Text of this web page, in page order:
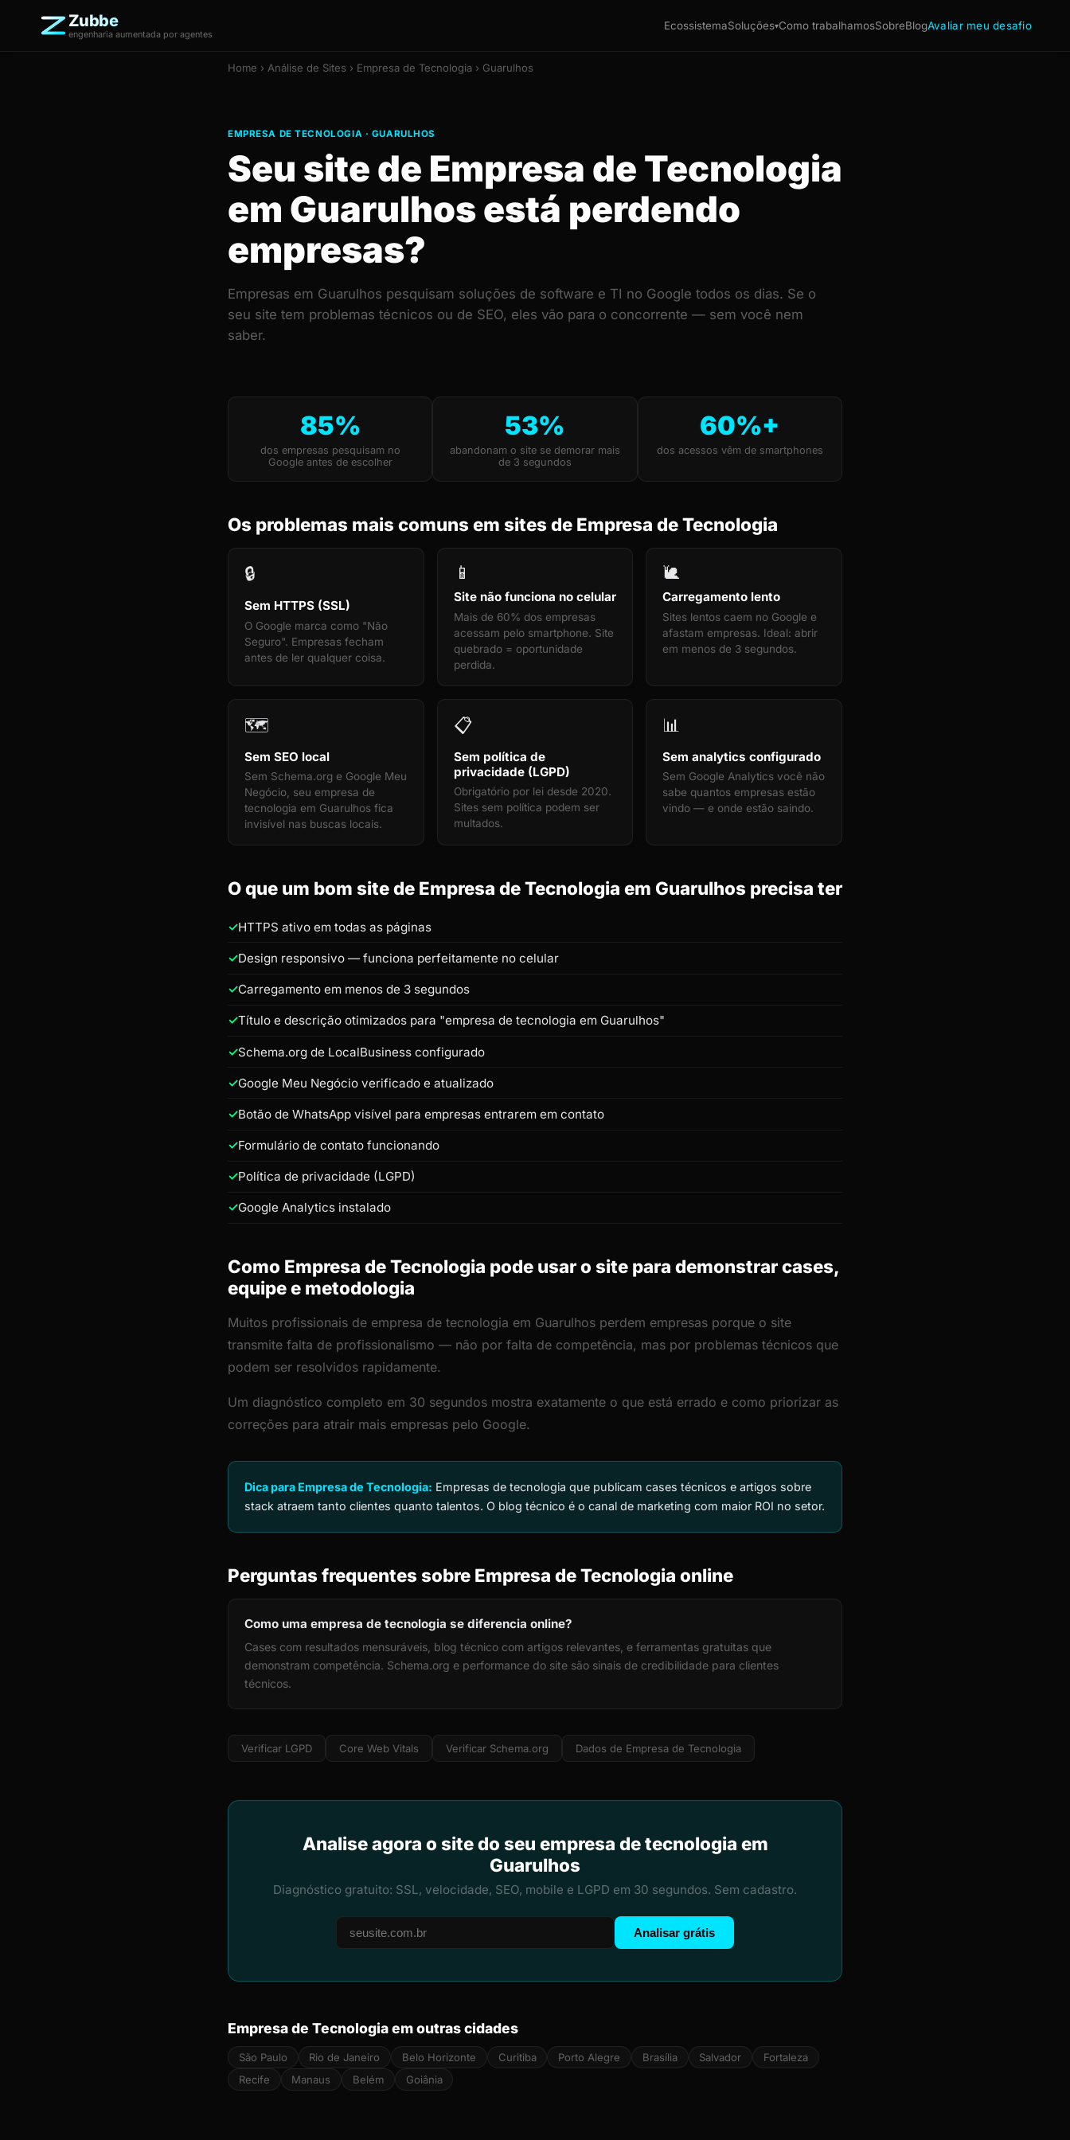
Zubbe
engenharia aumentada por agentes
EcossistemaSoluções▾Como trabalhamosSobreBlogAvaliar meu desafio
Home › Análise de Sites › Empresa de Tecnologia › Guarulhos
EMPRESA DE TECNOLOGIA · GUARULHOS
Seu site de Empresa de Tecnologia
em Guarulhos está perdendo
empresas?
Empresas em Guarulhos pesquisam soluções de software e TI no Google todos os dias. Se o
seu site tem problemas técnicos ou de SEO, eles vão para o concorrente — sem você nem
saber.
85%
dos empresas pesquisam no
Google antes de escolher
53%
abandonam o site se demorar mais
de 3 segundos
60%+
dos acessos vêm de smartphones
Os problemas mais comuns em sites de Empresa de Tecnologia
🔒
Sem HTTPS (SSL)
O Google marca como "Não
Seguro". Empresas fecham
antes de ler qualquer coisa.
📱
Site não funciona no celular
Mais de 60% dos empresas
acessam pelo smartphone. Site
quebrado = oportunidade
perdida.
🐌
Carregamento lento
Sites lentos caem no Google e
afastam empresas. Ideal: abrir
em menos de 3 segundos.
🗺️
Sem SEO local
Sem Schema.org e Google Meu
Negócio, seu empresa de
tecnologia em Guarulhos fica
invisível nas buscas locais.
📋
Sem política de
privacidade (LGPD)
Obrigatório por lei desde 2020.
Sites sem política podem ser
multados.
📊
Sem analytics configurado
Sem Google Analytics você não
sabe quantos empresas estão
vindo — e onde estão saindo.
O que um bom site de Empresa de Tecnologia em Guarulhos precisa ter
HTTPS ativo em todas as páginas
Design responsivo — funciona perfeitamente no celular
Carregamento em menos de 3 segundos
Título e descrição otimizados para "empresa de tecnologia em Guarulhos"
Schema.org de LocalBusiness configurado
Google Meu Negócio verificado e atualizado
Botão de WhatsApp visível para empresas entrarem em contato
Formulário de contato funcionando
Política de privacidade (LGPD)
Google Analytics instalado
Como Empresa de Tecnologia pode usar o site para demonstrar cases,
equipe e metodologia
Muitos profissionais de empresa de tecnologia em Guarulhos perdem empresas porque o site
transmite falta de profissionalismo — não por falta de competência, mas por problemas técnicos que
podem ser resolvidos rapidamente.
Um diagnóstico completo em 30 segundos mostra exatamente o que está errado e como priorizar as
correções para atrair mais empresas pelo Google.
Dica para Empresa de Tecnologia: Empresas de tecnologia que publicam cases técnicos e artigos sobre
stack atraem tanto clientes quanto talentos. O blog técnico é o canal de marketing com maior ROI no setor.
Perguntas frequentes sobre Empresa de Tecnologia online
Como uma empresa de tecnologia se diferencia online?
Cases com resultados mensuráveis, blog técnico com artigos relevantes, e ferramentas gratuitas que
demonstram competência. Schema.org e performance do site são sinais de credibilidade para clientes
técnicos.
Verificar LGPD Core Web Vitals Verificar Schema.org Dados de Empresa de Tecnologia
Analise agora o site do seu empresa de tecnologia em
Guarulhos
Diagnóstico gratuito: SSL, velocidade, SEO, mobile e LGPD em 30 segundos. Sem cadastro.
Analisar grátis
Empresa de Tecnologia em outras cidades
São Paulo Rio de Janeiro Belo Horizonte Curitiba Porto Alegre Brasília Salvador
Fortaleza
Recife
Manaus Belém Goiânia